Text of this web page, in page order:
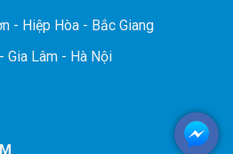
- Hiệp Hòa - Bắc Giang
Gia Lâm - Hà Nội